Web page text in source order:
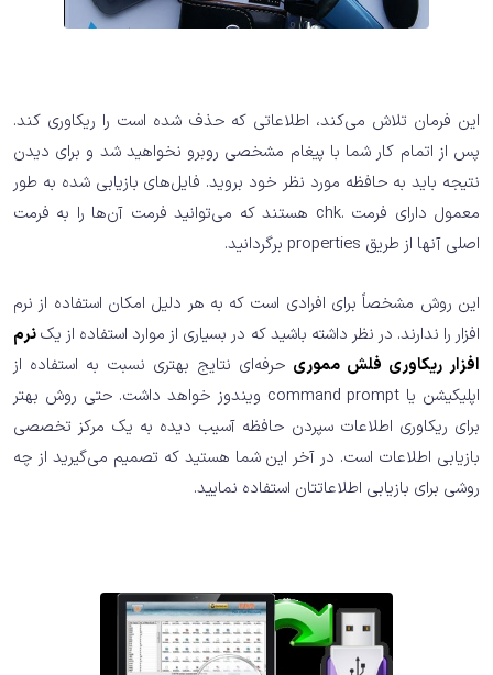
این فرمان تلاش می‌کند، اطلاعاتی که حذف شده است را ریکاوری کند.
پس از اتمام کار شما با پیغام مشخصی روبرو نخواهید شد و برای دیدن
نتیجه باید به حافظه مورد نظر خود بروید. فایل‌های بازیابی شده به طور
معمول دارای فرمت .chk هستند که می‌توانید فرمت آن‌ها را به فرمت
اصلی آنها از طریق properties برگردانید.
این روش مشخصاً برای افرادی است که به هر دلیل امکان استفاده از نرم
افزار را ندارند. در نظر داشته باشید که در بسیاری از موارد استفاده از یکنرم
افزار ریکاوری فلش مموری حرفه‌ای نتایج بهتری نسبت به استفاده از
اپلیکیشن یا command prompt ویندوز خواهد داشت. حتی روش بهتر
برای ریکاوری اطلاعات سپردن حافظه آسیب دیده به یک مرکز تخصصی
بازیابی اطلاعات است. در آخر این شما هستید که تصمیم می‌گیرید از چه
روشی برای بازیابی اطلاعاتتان استفاده نمایید.